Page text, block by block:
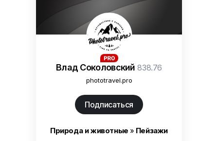
Влад Соколовский 838.76
phototravel.pro
Подписаться
Природа и животные » Пейзажи